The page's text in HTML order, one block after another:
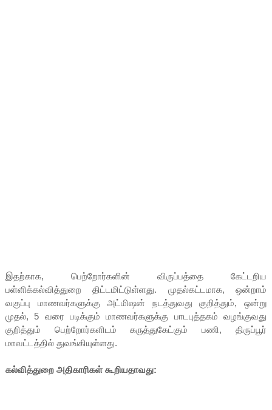
இதற்காக, பெற்றோர்களின் விருப்பத்தை கேட்டறிய
பள்ளிக்கல்வித்துறை திட்டமிட்டுள்ளது. முதல்கட்டமாக, ஒன்றாம்
வகுப்பு மாணவர்களுக்கு அட்மிஷன் நடத்துவது குறித்தும், ஒன்று
முதல், 5 வரை படிக்கும் மாணவர்களுக்கு பாடபுத்தகம் வழங்குவது
குறித்தும் பெற்றோர்களிடம் கருத்துகேட்கும் பணி, திருப்பூர்
மாவட்டத்தில் துவங்கியுள்ளது.
கல்வித்துறை அதிகாரிகள் கூறியதாவது: